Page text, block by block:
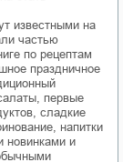
известными на
частью
по рецептам
праздничное
первые
сладкие
напитки
новинками и